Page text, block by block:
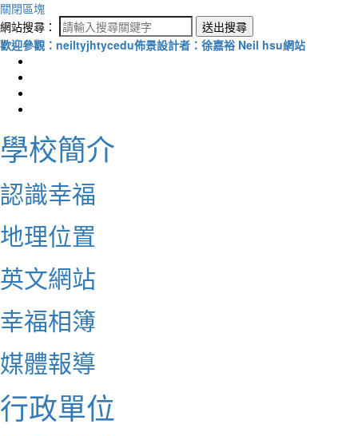
關閉區塊
網站搜尋：
送出搜尋
歡迎參觀：neiltyjhtycedu佈景設計者：徐嘉裕 Neil hsu網站
學校簡介
認識幸福
地理位置
英文網站
幸福相簿
媒體報導
行政單位